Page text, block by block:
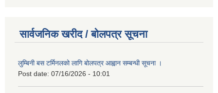
सार्वजनिक खरीद / बोलपत्र सूचना
लुम्बिनी बस टर्मिनलको लागि बोलपत्र आह्वान सम्बन्धी सूचना ।
Post date: 07/16/2026 - 10:01